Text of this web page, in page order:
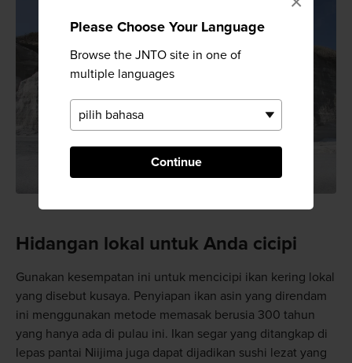
Please Choose Your Language
Browse the JNTO site in one of
multiple languages
Continue
Hidangan lokal untuk Anda cicipi
Gunakan kesempatan ini untuk mencicipi ikan kering lokal
yang disebut kusaya. Penyiapan ikan asin yang direndam
ini menggunakan metode memasak berusia 300 tahun
yang hanya ada di pulau ini. Ikan segar yang ditangkap di
lepas pantai Niijima juga dapat dijadikan sushi lezat yang